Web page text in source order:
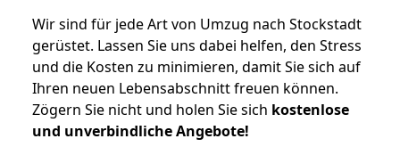
Wir sind für jede Art von Umzug nach Stockstadt
gerüstet. Lassen Sie uns dabei helfen, den Stress
und die Kosten zu minimieren, damit Sie sich auf
Ihren neuen Lebensabschnitt freuen können.
Zögern Sie nicht und holen Sie sich kostenlose
und unverbindliche Angebote!